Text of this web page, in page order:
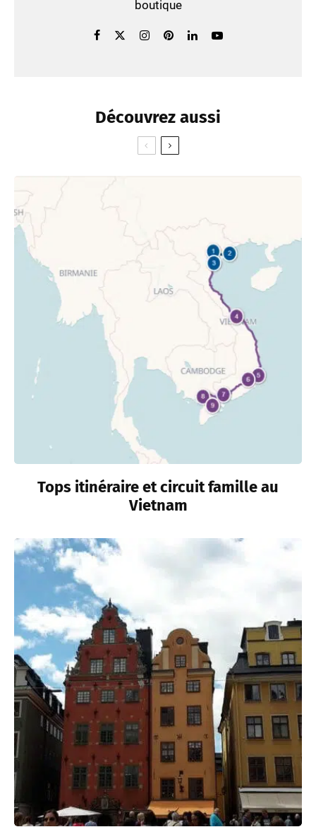
boutique
Découvrez aussi
Tops itinéraire et circuit famille au
Vietnam